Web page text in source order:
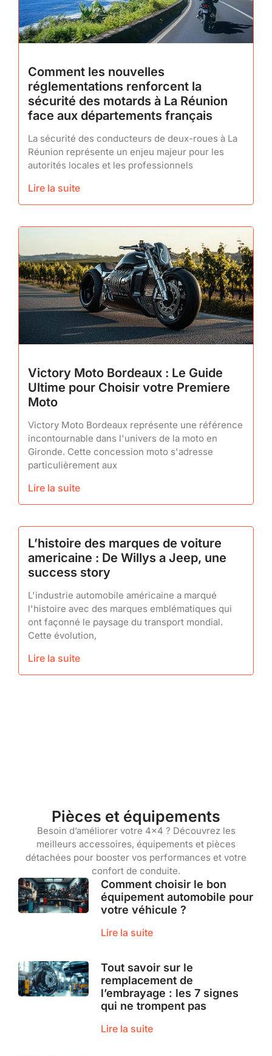
Comment les nouvelles
réglementations renforcent la
sécurité des motards à La Réunion
face aux départements français
La sécurité des conducteurs de deux-roues à La
Réunion représente un enjeu majeur pour les
autorités locales et les professionnels
Lire la suite
Victory Moto Bordeaux : Le Guide
Ultime pour Choisir votre Premiere
Moto
Victory Moto Bordeaux représente une référence
incontournable dans l'univers de la moto en
Gironde. Cette concession moto s'adresse
particulièrement aux
Lire la suite
L’histoire des marques de voiture
americaine : De Willys a Jeep, une
success story
L'industrie automobile américaine a marqué
l'histoire avec des marques emblématiques qui
ont façonné le paysage du transport mondial.
Cette évolution,
Lire la suite
Pièces et équipements
Besoin d’améliorer votre 4×4 ? Découvrez les
meilleurs accessoires, équipements et pièces
détachées pour booster vos performances et votre
confort de conduite.
Comment choisir le bon
équipement automobile pour
votre véhicule ?
Lire la suite
Tout savoir sur le
remplacement de
l’embrayage : les 7 signes
qui ne trompent pas
Lire la suite